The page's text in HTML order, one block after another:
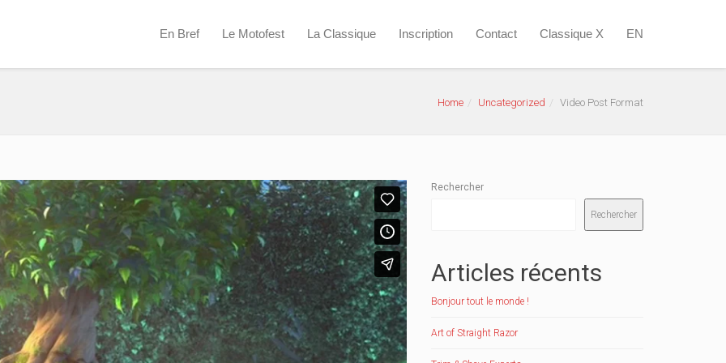
En Bref Le Motofest La Classique Inscription Contact Classique X EN
Home Uncategorized Video Post Format
Rechercher
Rechercher
Articles récents
Bonjour tout le monde !
Art of Straight Razor